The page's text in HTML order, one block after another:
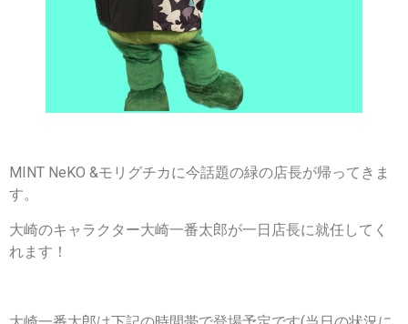
MINT NeKO &モリグチカに今話題の緑の店長が帰ってきま
す。
大崎のキャラクター大崎一番太郎が一日店長に就任してく
れます！